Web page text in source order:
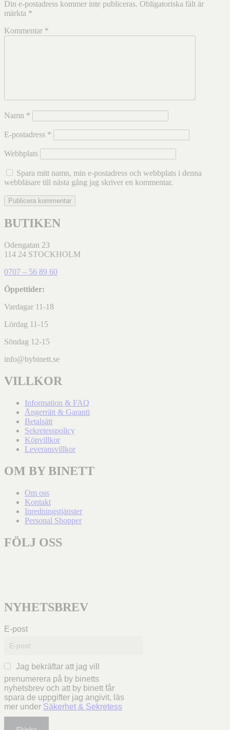
Din e-postadress kommer inte publiceras. Obligatoriska fält är
märkta *
Kommentar *
Namn *
E-postadress *
Webbplats
Spara mitt namn, min e-postadress och webbplats i denna
webbläsare till nästa gång jag skriver en kommentar.
BUTIKEN
Odengatan 23
114 24 STOCKHOLM
0707 – 56 89 60
Öppettider:
Vardagar 11-18
Lördag 11-15
Söndag 12-15
info@bybinett.se
VILLKOR
Information & FAQ
Ångerrätt & Garanti
Betalsätt
Sekretesspolicy
Köpvillkor
Leveransvillkor
OM BY BINETT
Om oss
Kontakt
Inredningstjänster
Personal Shopper
FÖLJ OSS
NYHETSBREV
E-post
Jag bekräftar att jag vill
prenumerera på by binetts
nyhetsbrev och att by binett får
spara de uppgifter jag angivit, läs
mer under Säkerhet & Sekretess